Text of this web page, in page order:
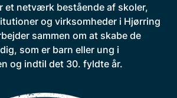
et netværk bestående af skoler,
og virksomheder i Hjørring
sammen om at skabe de
som er barn eller ung i
og indtil det 30. fyldte år.